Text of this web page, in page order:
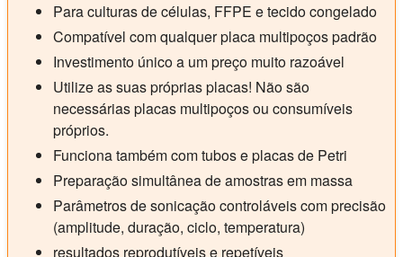
Para culturas de células, FFPE e tecido congelado
Compatível com qualquer placa multipoços padrão
Investimento único a um preço muito razoável
Utilize as suas próprias placas! Não são
necessárias placas multipoços ou consumíveis
próprios.
Funciona também com tubos e placas de Petri
Preparação simultânea de amostras em massa
Parâmetros de sonicação controláveis com precisão
(amplitude, duração, ciclo, temperatura)
resultados reprodutíveis e repetíveis